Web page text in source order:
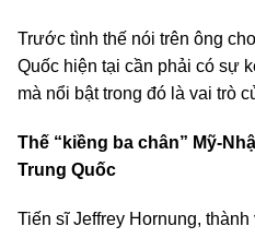
Trước tình thế nói trên ông
Quốc hiện tại cần phải có sự
mà nổi bật trong đó là vai trò
Thế “kiềng ba chân” Mỹ-
Trung Quốc
Tiến sĩ Jeffrey Hornung,